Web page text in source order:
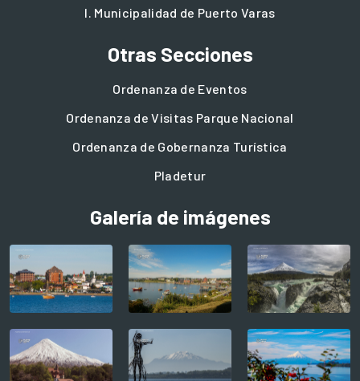
I. Municipalidad de Puerto Varas
Otras Secciones
Ordenanza de Eventos
Ordenanza de Visitas Parque Nacional
Ordenanza de Gobernanza Turística
Pladetur
Galería de imágenes